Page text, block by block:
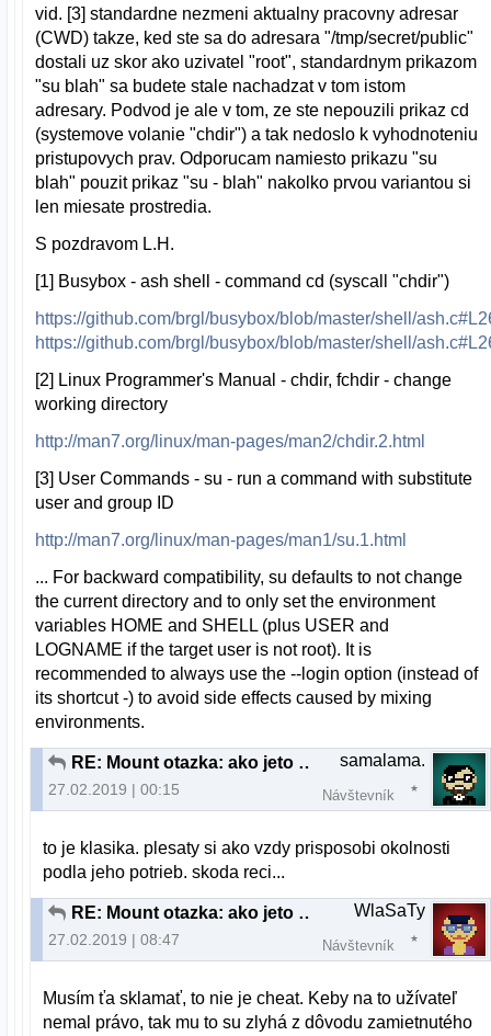
vid. [3] standardne nezmeni aktualny pracovny adresar
(CWD) takze, ked ste sa do adresara "/tmp/secret/public"
dostali uz skor ako uzivatel "root", standardnym prikazom
"su blah" sa budete stale nachadzat v tom istom
adresary. Podvod je ale v tom, ze ste nepouzili prikaz cd
(systemove volanie "chdir") a tak nedoslo k vyhodnoteniu
pristupovych prav. Odporucam namiesto prikazu "su
blah" pouzit prikaz "su - blah" nakolko prvou variantou si
len miesate prostredia.
S pozdravom L.H.
[1] Busybox - ash shell - command cd (syscall "chdir")
https://github.com/brgl/busybox/blob/master/shell/
https://github.com/brgl/busybox/blob/master/shell/
[2] Linux Programmer's Manual - chdir, fchdir - change
working directory
http://man7.org/linux/man-pages/man2/chdir.2.html
[3] User Commands - su - run a command with substitute
user and group ID
http://man7.org/linux/man-pages/man1/su.1.html
... For backward compatibility, su defaults to not change
the current directory and to only set the environment
variables HOME and SHELL (plus USER and
LOGNAME if the target user is not root). It is
recommended to always use the --login option (instead of
its shortcut -) to avoid side effects caused by mixing
environments.
RE: Mount otazka: ako jeto mozne?
27.02.2019 | 00:15
samalama.
Návštevník
to je klasika. plesaty si ako vzdy prisposobi okolnosti
podla jeho potrieb. skoda reci...
RE: Mount otazka: ako jeto mozne?
27.02.2019 | 08:47
WlaSaTy
Návštevník
Musím ťa sklamať, to nie je cheat. Keby na to užívateľ
nemal právo, tak mu to su zlyhá z dôvodu zamietnutého